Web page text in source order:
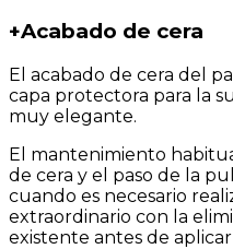
+Acabado de cera
El acabado de cera del
capa protectora para la
muy elegante.
El mantenimiento
de cera y el paso de la
cuando es necesario
extraordinario con la
existente antes de